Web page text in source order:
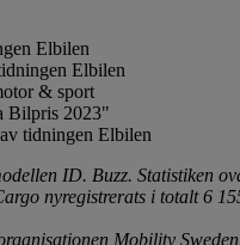
Elbilen
Elbilen
& sport
Bilpris 2023"
tidningen Elbilen
ID. Buzz. Statistiken
nyregistrerats i totalt 6
Mobility